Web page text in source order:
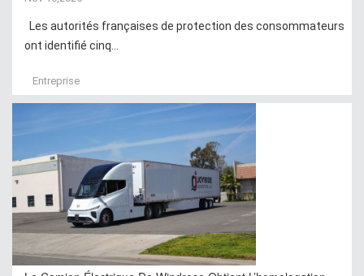
Les autorités françaises de protection des consommateurs
ont identifié cinq...
Entreprise